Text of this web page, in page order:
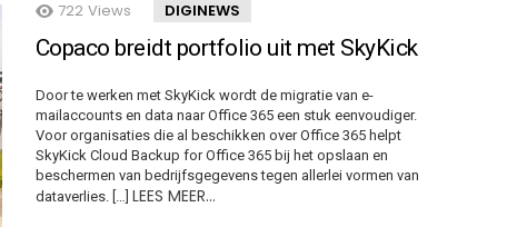
722 Views DIGINEWS
Copaco breidt portfolio uit met SkyKick
Door te werken met SkyKick wordt de migratie van e-
mailaccounts en data naar Office 365 een stuk eenvoudiger.
Voor organisaties die al beschikken over Office 365 helpt
SkyKick Cloud Backup for Office 365 bij het opslaan en
beschermen van bedrijfsgegevens tegen allerlei vormen van
dataverlies. […] LEES MEER…